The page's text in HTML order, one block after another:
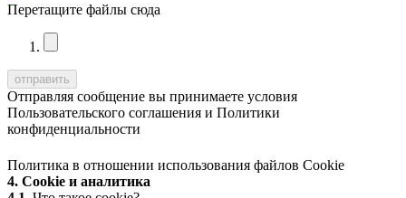
Перетащите файлы сюда
Отправляя сообщение вы принимаете условия
Пользовательского соглашения и Политики
конфиденциальности
Политика в отношении использования файлов Cookie
4. Cookie и аналитика